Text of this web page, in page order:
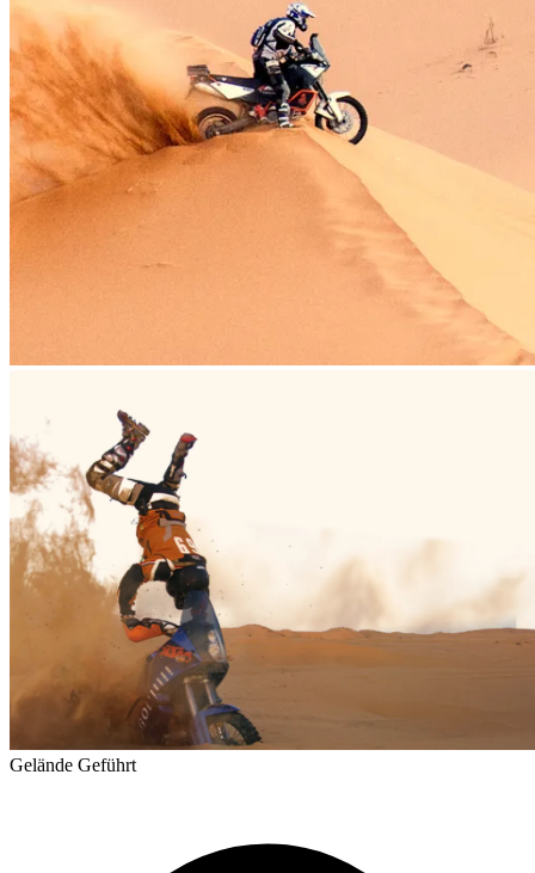
Gelände Geführt